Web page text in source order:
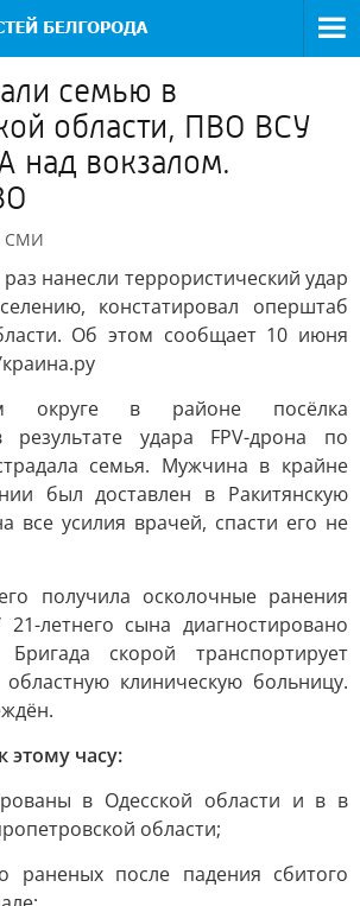
семью в
области, ПВО ВСУ
над вокзалом.
СМИ
нанесли террористический удар
констатировал оперштаб
Об этом сообщает 10 июня
округе в районе посёлка
результате удара FPV-дрона по
семья. Мужчина в крайне
был доставлен в Ракитянскую
все усилия врачей, спасти его не
получила осколочные ранения
летнего сына диагностировано
скорой транспортирует
клиническую больницу.
этому часу:
в Одесской области и в в
области;
раненых после падения сбитого